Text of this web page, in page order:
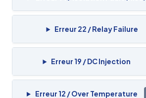
Erreur 22 / Relay Failure
Erreur 19 / DC Injection
Erreur 12 / Over Temperature